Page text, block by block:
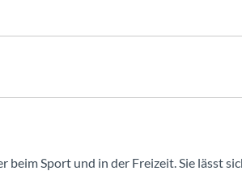
Sport und in der Freizeit. Sie lässt